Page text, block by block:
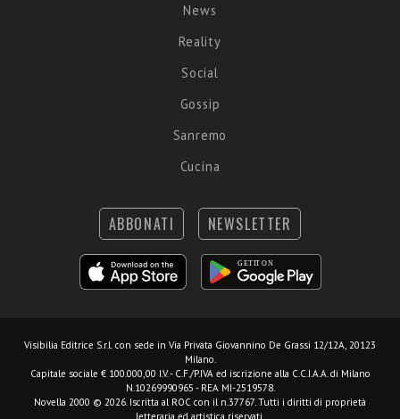
News
Reality
Social
Gossip
Sanremo
Cucina
ABBONATI NEWSLETTER
Visibilia Editrice S.r.l. con sede in Via Privata Giovannino De Grassi 12/12A, 20123
Milano.
Capitale sociale € 100.000,00 I.V. - C.F./P.IVA ed iscrizione alla C.C.I.A.A. di Milano
N.10269990965 - REA MI-2519578.
Novella 2000 © 2026. Iscritta al ROC con il n.37767. Tutti i diritti di proprietà